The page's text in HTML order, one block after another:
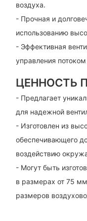
воздуха.
- Прочная и
использованию
- Эффективная
управления
ЦЕННОСТЬ
- Предлагает
для надежной
- Изготовлен из
обеспечивающего
воздействию
- Могут быть
в размерах от 75
размеров